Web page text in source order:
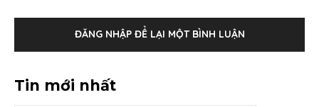
ĐĂNG NHẬP ĐỂ LẠI MỘT BÌNH LUẬN
Tin mới nhất